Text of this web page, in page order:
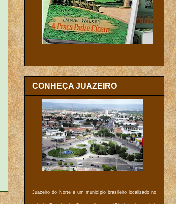
CONHEÇA JUAZEIRO
Juazeiro do Norte é um município brasileiro localizado no